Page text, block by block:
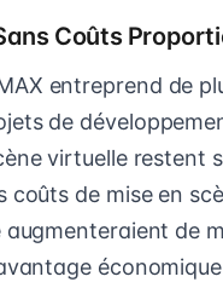
Coûts
entreprend de
de
virtuelle restent
coûts de mise en
de